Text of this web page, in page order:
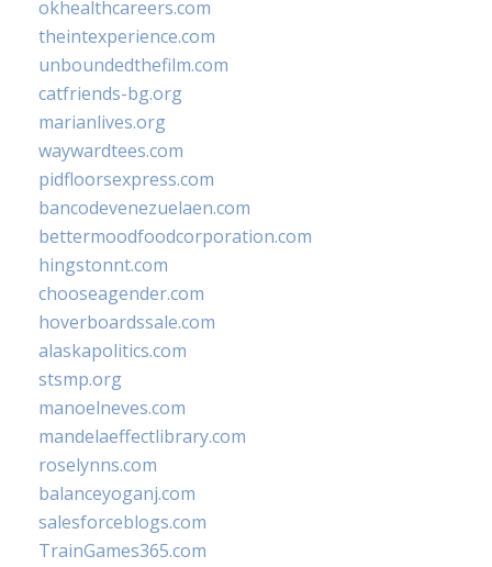
okhealthcareers.com
theintexperience.com
unboundedthefilm.com
catfriends-bg.org
marianlives.org
waywardtees.com
pidfloorsexpress.com
bancodevenezuelaen.com
bettermoodfoodcorporation.com
hingstonnt.com
chooseagender.com
hoverboardssale.com
alaskapolitics.com
stsmp.org
manoelneves.com
mandelaeffectlibrary.com
roselynns.com
balanceyoganj.com
salesforceblogs.com
TrainGames365.com